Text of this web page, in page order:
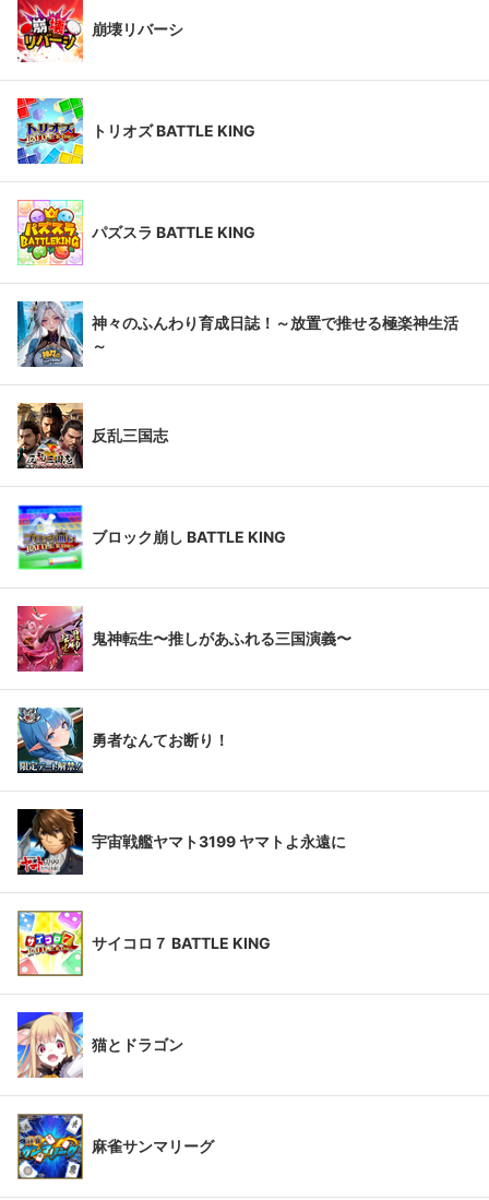
崩壊リバーシ
トリオズ BATTLE KING
パズスラ BATTLE KING
神々のふんわり育成日誌！～放置で推せる極楽神生活
～
反乱三国志
ブロック崩し BATTLE KING
鬼神転生〜推しがあふれる三国演義〜
勇者なんてお断り！
宇宙戦艦ヤマト3199 ヤマトよ永遠に
サイコロ７ BATTLE KING
猫とドラゴン
麻雀サンマリーグ